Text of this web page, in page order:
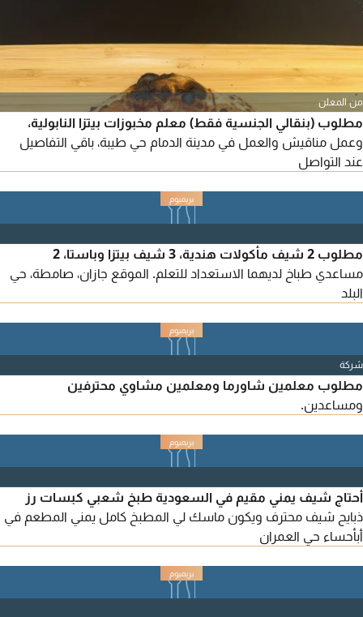
من المعلن
مطلوب (بنقالي الجنسية فقط) معلم مخبوزات بيتزا النابولية،
وعمل مناقيش والعمل في مدينة الدمام حي طيبة، باقي التفاصيل
عند التواصل
مطلوب 2 شيف مأكولات هندية، 3 شيف بيتزا وباستا، 2
مساعدي طباخ لديهما الاستعداد للتعلم. الموقع جازان، صامطة، حي
البلد
شركة
مطلوب معلمين شاورما ومعلمين مشاوي محترفين
ومساعدين.
أحتاج شيف يمني مقيم في السعودية طبخ شعبي كبسات رز
ذبايح شيف محترف ويكون ماسك لي المطبخ كامل يمني المطعم في
أبأحساء حي العمران